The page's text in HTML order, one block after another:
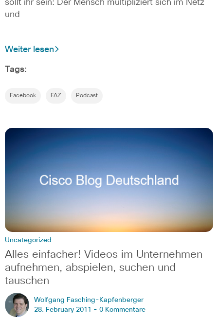
sollt ihr sein: Der Mensch multipliziert sich im Netz
und
Weiter lesen
Tags:
Facebook FAZ Podcast
Uncategorized
Alles einfacher! Videos im Unternehmen
aufnehmen, abspielen, suchen und
tauschen
Wolfgang Fasching-Kapfenberger
28. February 2011 - 0 Kommentare